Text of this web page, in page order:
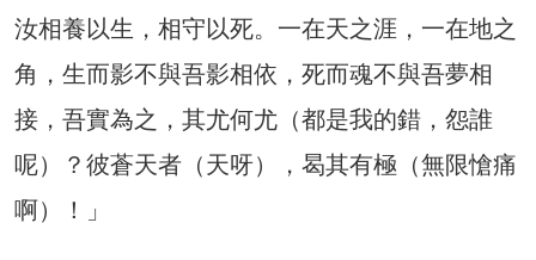
汝相養以生，相守以死。一在天之涯，一在地之
角，生而影不與吾影相依，死而魂不與吾夢相
接，吾實為之，其尤何尤（都是我的錯，怨誰
呢）？彼蒼天者（天呀），曷其有極（無限愴痛
啊）！」